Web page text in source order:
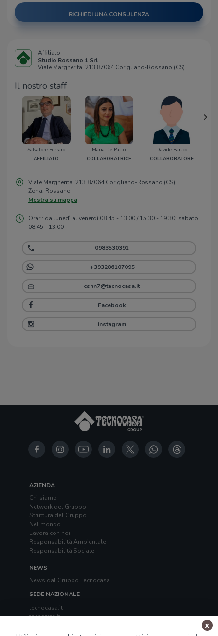
RICHIEDI UNA CONSULENZA
Affiliato
Studio Rossano 1 Srl
Viale Margherita, 213 87064 Corigliano-Rossano (CS)
Il nostro staff
Salvatore Ferraro
AFFILIATO
Maria De Patto
COLLABORATRICE
Davide Faraco
COLLABORATORE
Viale Margherita, 213 87064 Corigliano-Rossano (CS)
Zona: Rossano
Mostra su mappa
Orari: da lunedì al venerdì 08.45 - 13.00 / 15.30 - 19.30; sabato
08.45 - 13.00
0983530391
+393286107095
cshn7@tecnocasa.it
Facebook
Instagram
AZIENDA
Chi siamo
Network del Gruppo
Struttura del Gruppo
Nel mondo
Lavora con noi
Responsabilità Ambientale
Responsabilità Sociale
NEWS
News dal Gruppo Tecnocasa
SEDE NAZIONALE
tecnocasa.it
tecnorete.it
x